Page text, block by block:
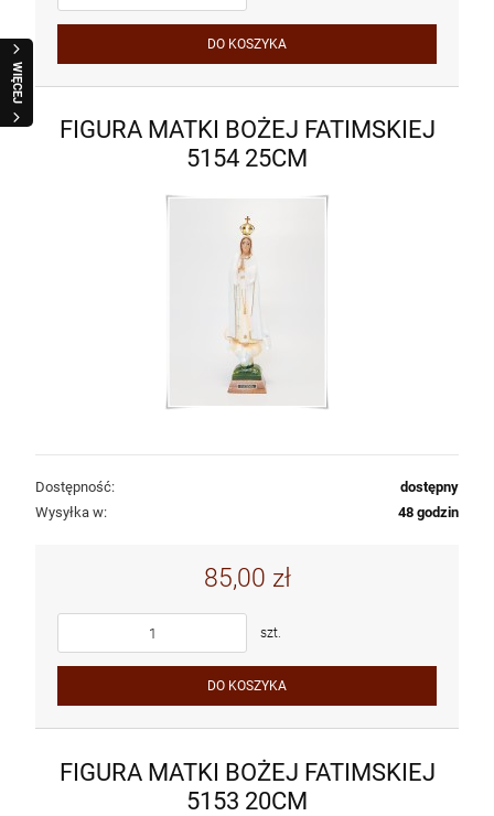
WIĘCEJ
DO KOSZYKA
FIGURA MATKI BOŻEJ FATIMSKIEJ
5154 25CM
Dostępność:
dostępny
Wysyłka w:
48 godzin
85,00 zł
szt.
DO KOSZYKA
FIGURA MATKI BOŻEJ FATIMSKIEJ
5153 20CM